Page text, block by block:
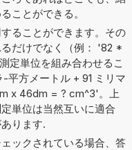
ことができる。
ることができます。その
だけでなく（例： '82 *
定単位を組み合わせるこ
平方メートル + 91 ミリマ
x 46dm = ? cm^3'。上
単位は当然互いに適合
ります.
ックされている場合、答